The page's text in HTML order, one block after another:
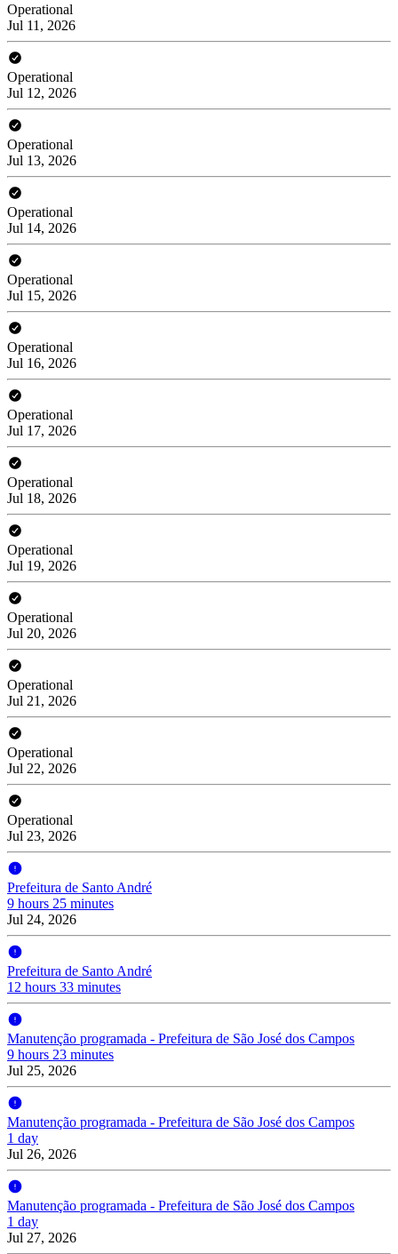
Operational
Jul 11, 2026
Operational
Jul 12, 2026
Operational
Jul 13, 2026
Operational
Jul 14, 2026
Operational
Jul 15, 2026
Operational
Jul 16, 2026
Operational
Jul 17, 2026
Operational
Jul 18, 2026
Operational
Jul 19, 2026
Operational
Jul 20, 2026
Operational
Jul 21, 2026
Operational
Jul 22, 2026
Operational
Jul 23, 2026
Prefeitura de Santo André
9 hours 25 minutes
Jul 24, 2026
Prefeitura de Santo André
12 hours 33 minutes
Manutenção programada - Prefeitura de São José dos Campos
9 hours 23 minutes
Jul 25, 2026
Manutenção programada - Prefeitura de São José dos Campos
1 day
Jul 26, 2026
Manutenção programada - Prefeitura de São José dos Campos
1 day
Jul 27, 2026